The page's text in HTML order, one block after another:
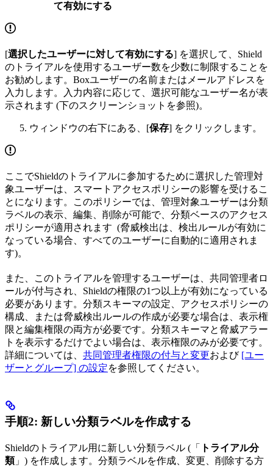
て有効にする
[選択したユーザーに対して有効にする] を選択して、Shield
のトライアルを使用するユーザー数を少数に制限することを
お勧めします。Boxユーザーの名前またはメールアドレスを
入力します。入力内容に応じて、選択可能なユーザー名が表
示されます (下のスクリーンショットを参照)。
ウィンドウの右下にある、[保存] をクリックします。
ここでShieldのトライアルに参加するために選択した管理対
象ユーザーは、スマートアクセスポリシーの影響を受けるこ
とになります。このポリシーでは、管理対象ユーザーは分類
ラベルの表示、編集、削除が可能で、分類ベースのアクセス
ポリシーが適用されます (脅威検出は、検出ルールが有効に
なっている場合、すべてのユーザーに自動的に適用されま
す)。
また、このトライアルを管理するユーザーは、共同管理者ロ
ールが付与され、Shieldの権限の1つ以上が有効になっている
必要があります。分類スキーマの設定、アクセスポリシーの
構成、または脅威検出ルールの作成が必要な場合は、表示権
限と編集権限の両方が必要です。分類スキーマと脅威アラー
トを表示するだけでよい場合は、表示権限のみが必要です。
詳細については、 共同管理者権限の付与と変更および [ユー
ザーとグループ] の設定を参照してください。
手順2: 新しい分類ラベルを作成する
Shieldのトライアル用に新しい分類ラベル (「
トライアル分
類」) を作成します。分類ラベルを作成、変更、削除する方